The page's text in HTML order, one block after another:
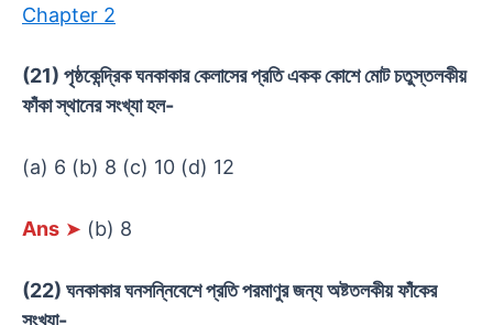
Chapter 2
(21) পৃষ্ঠকেন্দ্রিক ঘনকাকার কেলাসের প্রতি একক কোশে মোট চতুস্তলকীয়
ফাঁকা স্থানের সংখ্যা হল-
(a) 6 (b) 8 (c) 10 (d) 12
Ans ➤ (b) 8
(22) ঘনকাকার ঘনসন্নিবেশে প্রতি পরমাণুর জন্য অষ্টতলকীয় ফাঁকের
সংখ্যা-